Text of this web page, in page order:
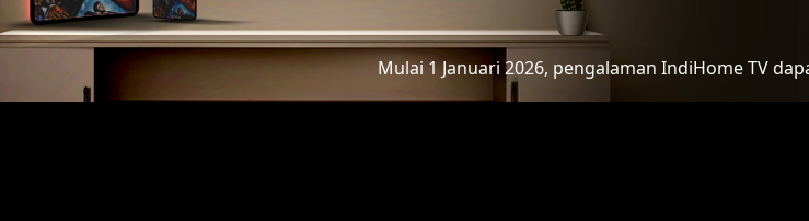
Mulai 1 Januari 2026, pengalaman IndiHome TV